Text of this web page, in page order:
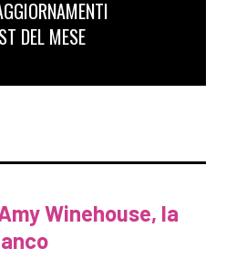
DEL MESE
Winehouse, la